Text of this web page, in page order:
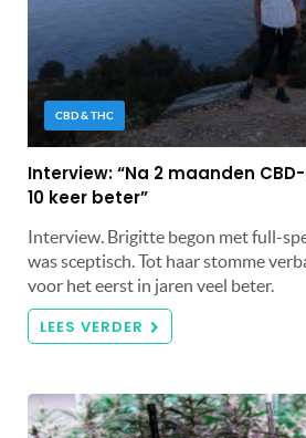
CBD & THC
Interview: “Na 2 maanden
10 keer beter”
Interview. Brigitte begon met full-
was sceptisch. Tot haar stomme
voor het eerst in jaren veel beter.
LEES VERDER